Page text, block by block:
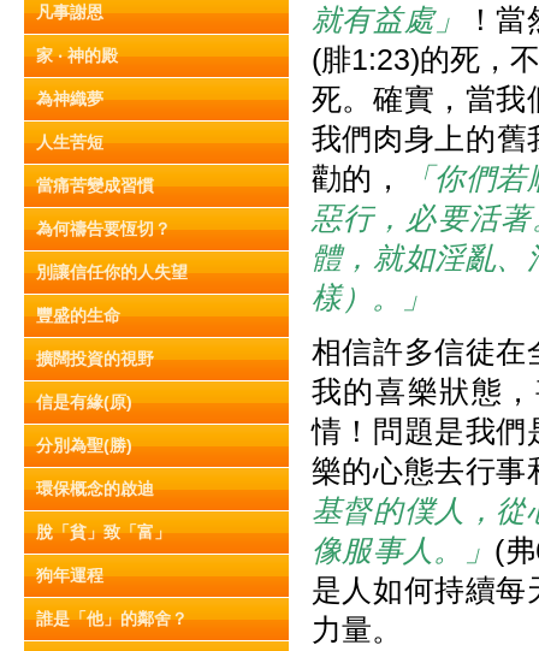
凡事謝恩
家 ‧ 神的殿
為神織夢
人生苦短
當痛苦變成習慣
為何禱告要恆切？
別讓信任你的人失望
豐盛的生命
擴闊投資的視野
信是有緣(原)
分別為聖(勝)
環保概念的啟迪
脫「貧」致「富」
狗年運程
誰是「他」的鄰舍？
就有益處」
！
(腓1:23)的死，
死。確實，當我
我們肉身上的舊
勸的，
「你們
惡行，必要活
體，就如淫亂
樣）。」
相信許多信徒在
我的喜樂狀態
情！問題是我們
樂的心態去行事
基督的僕人，從
像服事人。」 (
是人如何持續每
力量。